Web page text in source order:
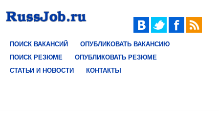
ПОИСК ВАКАНСИЙ
ОПУБЛИКОВАТЬ ВАКАНСИЮ
ПОИСК РЕЗЮМЕ
ОПУБЛИКОВАТЬ РЕЗЮМЕ
СТАТЬИ И НОВОСТИ
КОНТАКТЫ